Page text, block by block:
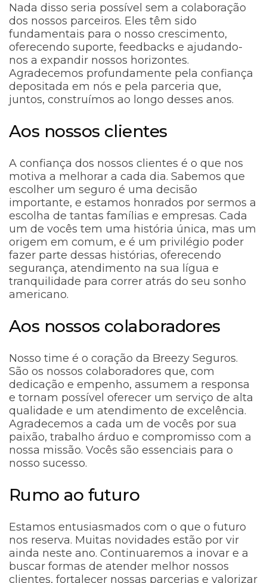
Nada disso seria possível sem a colaboração
dos nossos parceiros. Eles têm sido
fundamentais para o nosso crescimento,
oferecendo suporte, feedbacks e ajudando-
nos a expandir nossos horizontes.
Agradecemos profundamente pela confiança
depositada em nós e pela parceria que,
juntos, construímos ao longo desses anos.
Aos nossos clientes
A confiança dos nossos clientes é o que nos
motiva a melhorar a cada dia. Sabemos que
escolher um seguro é uma decisão
importante, e estamos honrados por sermos a
escolha de tantas famílias e empresas. Cada
um de vocês tem uma história única, mas um
origem em comum, e é um privilégio poder
fazer parte dessas histórias, oferecendo
segurança, atendimento na sua lígua e
tranquilidade para correr atrás do seu sonho
americano.
Aos nossos colaboradores
Nosso time é o coração da Breezy Seguros.
São os nossos colaboradores que, com
dedicação e empenho, assumem a responsa
e tornam possível oferecer um serviço de alta
qualidade e um atendimento de excelência.
Agradecemos a cada um de vocês por sua
paixão, trabalho árduo e compromisso com a
nossa missão. Vocês são essenciais para o
nosso sucesso.
Rumo ao futuro
Estamos entusiasmados com o que o futuro
nos reserva. Muitas novidades estão por vir
ainda neste ano. Continuaremos a inovar e a
buscar formas de atender melhor nossos
clientes, fortalecer nossas parcerias e valorizar